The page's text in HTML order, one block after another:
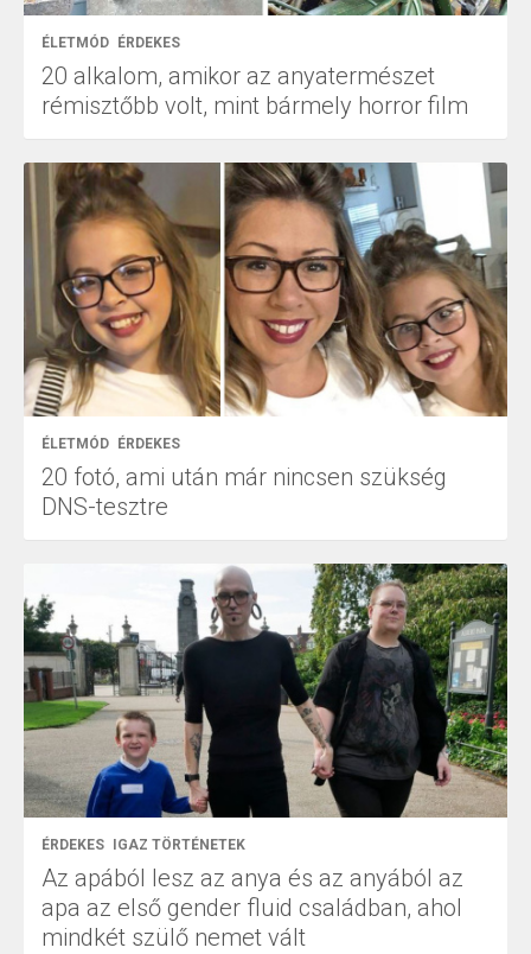
ÉLETMÓD ÉRDEKES
20 alkalom, amikor az anyatermészet
rémisztőbb volt, mint bármely horror film
ÉLETMÓD ÉRDEKES
20 fotó, ami után már nincsen szükség
DNS-tesztre
ÉRDEKES IGAZ TÖRTÉNETEK
Az apából lesz az anya és az anyából az
apa az első gender fluid családban, ahol
mindkét szülő nemet vált